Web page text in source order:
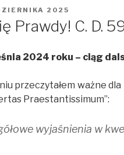
2025
Prawdy! C. D.
2024 roku – ciąg
przeczytałem ważne
Praestantissimum”:
wyjaśnienia w